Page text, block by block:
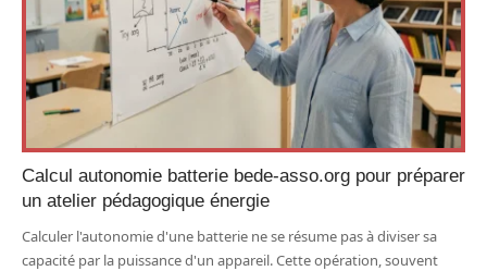
Calcul autonomie batterie bede-asso.org pour préparer
un atelier pédagogique énergie
Calculer l'autonomie d'une batterie ne se résume pas à diviser sa
capacité par la puissance d'un appareil. Cette opération, souvent